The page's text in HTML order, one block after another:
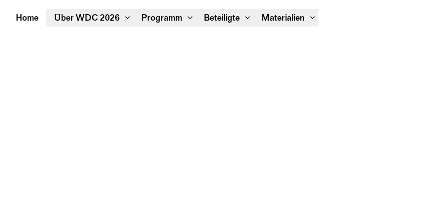
Home Über WDC 2026 Programm Beteiligte Materialien